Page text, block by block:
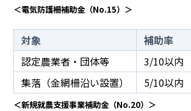
＜電気防護柵補助金（No.15）＞
対象
補助率
認定農業者・団体等
3/10以内
集落（金網柵沿い設置）
5/10以内
＜新規就農支援事業補助金（No.20）＞